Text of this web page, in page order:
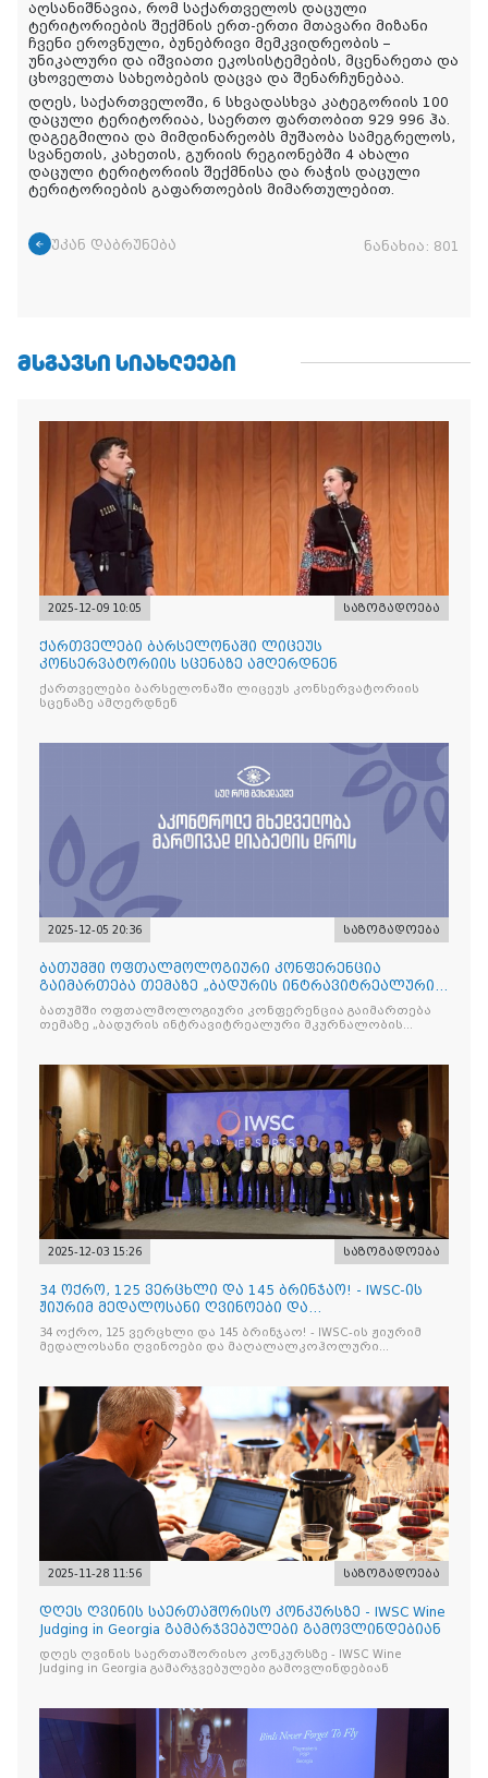
აღსანიშნავია, რომ საქართველოს დაცული
ტერიტორიების შექმნის ერთ-ერთი მთავარი მიზანი
ჩვენი ეროვნული, ბუნებრივი მემკვიდრეობის –
უნიკალური და იშვიათი ეკოსისტემების, მცენარეთა და
ცხოველთა სახეობების დაცვა და შენარჩუნებაა.
დღეს, საქართველოში, 6 სხვადასხვა კატეგორიის 100
დაცული ტერიტორიაა, საერთო ფართობით 929 996 ჰა.
დაგეგმილია და მიმდინარეობს მუშაობა სამეგრელოს,
სვანეთის, კახეთის, გურიის რეგიონებში 4 ახალი
დაცული ტერიტორიის შექმნისა და რაჭის დაცული
ტერიტორიების გაფართოების მიმართულებით.
უკან დაბრუნება ნანახია: 801
ᲛᲡᲒᲐᲕᲡᲘ ᲡᲘᲐᲮᲚᲔᲔᲑᲘ
2025-12-09 10:05 საზოგადოება
ქართველები ბარსელონაში ლიცეუს
კონსერვატორიის სცენაზე ამღერდნენ
ქართველები ბარსელონაში ლიცეუს კონსერვატორიის
სცენაზე ამღერდნენ
2025-12-05 20:36 საზოგადოება
ბათუმში ოფთალმოლოგიური კონფერენცია
გაიმართება თემაზე „ბადურის ინტრავიტრეალური
მკურნალობის ოპტიმიზაცი
ბათუმში ოფთალმოლოგიური კონფერენცია გაიმართება
თემაზე „ბადურის ინტრავიტრეალური მკურნალობის
2025-12-03 15:26 საზოგადოება
34 ოქრო, 125 ვერცხლი და 145 ბრინჯაო! - IWSC-ის
ჟიურიმ მედალოსანი ღვინოები და
მაღალალკოჰოლური სასმელე
34 ოქრო, 125 ვერცხლი და 145 ბრინჯაო! - IWSC-ის ჟიურიმ
მედალოსანი ღვინოები და მაღალალკოჰოლური
2025-11-28 11:56 საზოგადოება
დღეს ღვინის საერთაშორისო კონკურსზე - IWSC Wine
Judging in Georgia გამარჯვებულები გამოვლინდებიან
დღეს ღვინის საერთაშორისო კონკურსზე - IWSC Wine
Judging in Georgia გამარჯვებულები გამოვლინდებიან